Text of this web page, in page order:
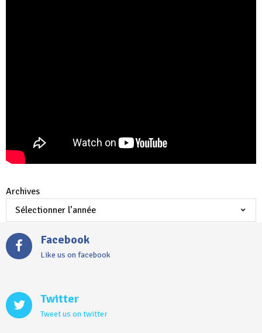
Archives
Facebook
Like us on facebook
Twitter
Tweet us on twitter